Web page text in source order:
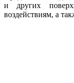
и других
воздействиям, а